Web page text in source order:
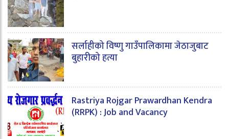
सर्लाहीको विष्णु गाउँपालिकामा जेठाजुबाट
बुहारीको हत्या
Rastriya Rojgar Prawardhan Kendra
(RRPK) : Job and Vacancy